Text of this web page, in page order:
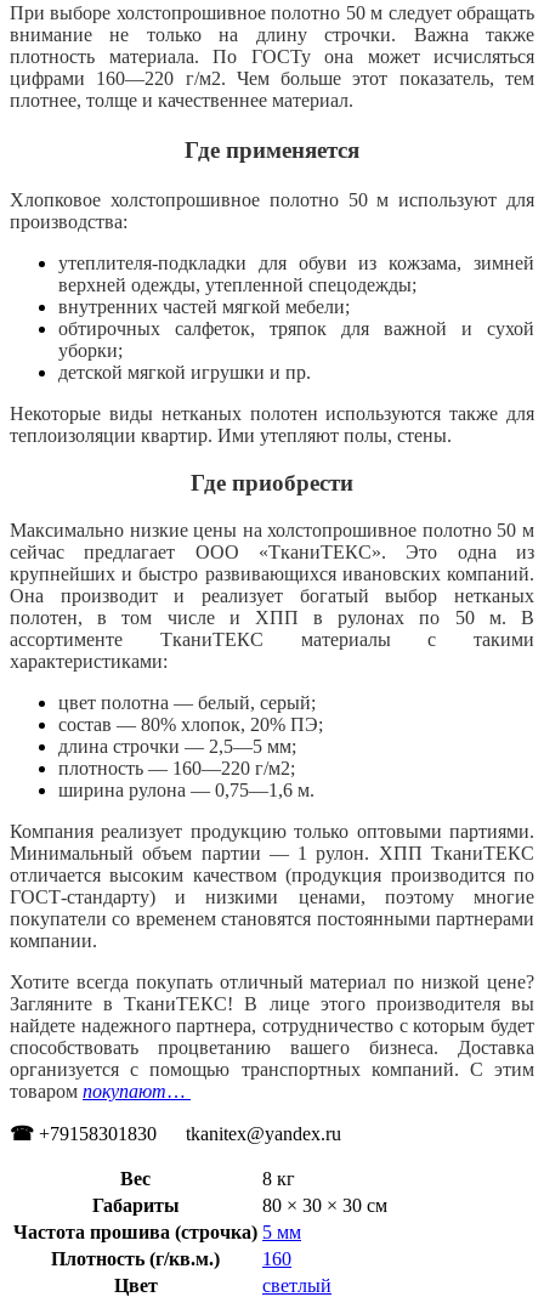
При выборе холстопрошивное полотно 50 м следует обращать
внимание не только на длину строчки. Важна также
плотность материала. По ГОСТу она может исчисляться
цифрами 160—220 г/м2. Чем больше этот показатель, тем
плотнее, толще и качественнее материал.
Где применяется
Хлопковое холстопрошивное полотно 50 м используют для
производства:
утеплителя-подкладки для обуви из кожзама, зимней
верхней одежды, утепленной спецодежды;
внутренних частей мягкой мебели;
обтирочных салфеток, тряпок для важной и сухой
уборки;
детской мягкой игрушки и пр.
Некоторые виды нетканых полотен используются также для
теплоизоляции квартир. Ими утепляют полы, стены.
Где приобрести
Максимально низкие цены на холстопрошивное полотно 50 м
сейчас предлагает ООО «ТканиТЕКС». Это одна из
крупнейших и быстро развивающихся ивановских компаний.
Она производит и реализует богатый выбор нетканых
полотен, в том числе и ХПП в рулонах по 50 м. В
ассортименте ТканиТЕКС материалы с такими
характеристиками:
цвет полотна — белый, серый;
состав — 80% хлопок, 20% ПЭ;
длина строчки — 2,5—5 мм;
плотность — 160—220 г/м2;
ширина рулона — 0,75—1,6 м.
Компания реализует продукцию только оптовыми партиями.
Минимальный объем партии — 1 рулон. ХПП ТканиТЕКС
отличается высоким качеством (продукция производится по
ГОСТ-стандарту) и низкими ценами, поэтому многие
покупатели со временем становятся постоянными партнерами
компании.
Хотите всегда покупать отличный материал по низкой цене?
Загляните в ТканиТЕКС! В лице этого производителя вы
найдете надежного партнера, сотрудничество с которым будет
способствовать процветанию вашего бизнеса. Доставка
организуется с помощью транспортных компаний. С этим
товаром покупают…
☎ +79158301830 tkanitex@yandex.ru
Вес
8 кг
Габариты
80 × 30 × 30 см
Частота прошива (строчка) 5 мм
Плотность (г/кв.м.)
160
Цвет
светлый